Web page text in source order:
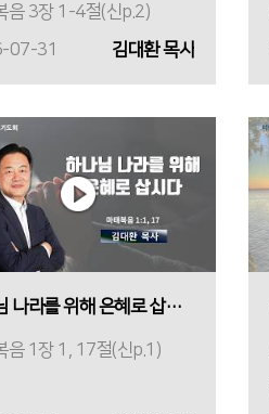
음 3장 1-4절(신p.2)
07-31
김대환 목사
하나님 나라를 위해 은혜로 삽시다
음 1장 1, 17절(신p.1)